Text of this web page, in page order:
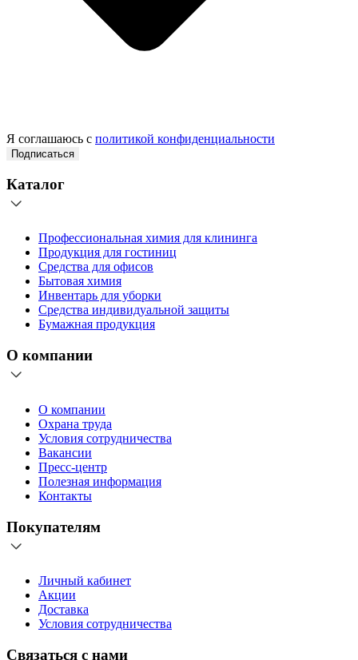
Я соглашаюсь с политикой конфиденциальности
Подписаться
Каталог
Профессиональная химия для клининга
Продукция для гостиниц
Средства для офисов
Бытовая химия
Инвентарь для уборки
Средства индивидуальной защиты
Бумажная продукция
О компании
О компании
Охрана труда
Условия сотрудничества
Вакансии
Пресс-центр
Полезная информация
Контакты
Покупателям
Личный кабинет
Акции
Доставка
Условия сотрудничества
Связаться с нами